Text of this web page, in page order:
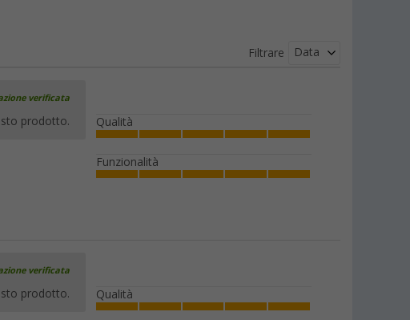
Esbit 0,75 litri
bruciatore a combustibile solido 200
ml
Filtrare Data
verificata
prodotto. Qualità
Funzionalità
verificata
prodotto. Qualità